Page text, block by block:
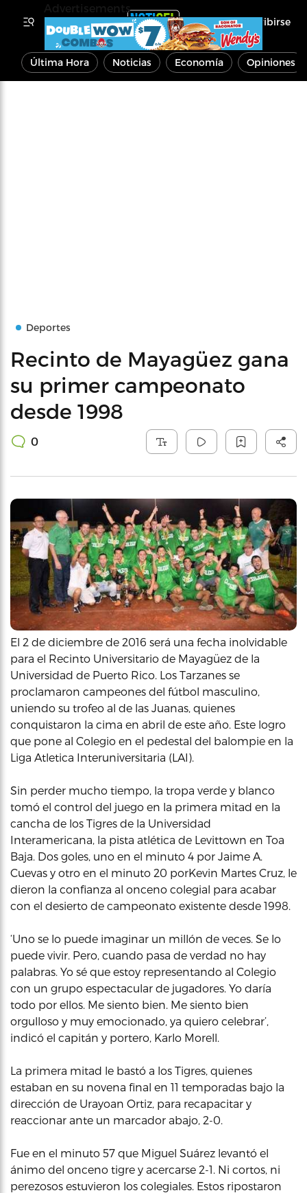
Inscribirse
Última Hora Noticias Economía Opiniones
Deportes
Recinto de Mayagüez gana
su primer campeonato
desde 1998
0
El 2 de diciembre de 2016 será una fecha inolvidable
para el Recinto Universitario de Mayagüez de la
Universidad de Puerto Rico. Los Tarzanes se
proclamaron campeones del fútbol masculino,
uniendo su trofeo al de las Juanas, quienes
conquistaron la cima en abril de este año. Este logro
que pone al Colegio en el pedestal del balompie en la
Liga Atletica Interuniversitaria (LAI).
Sin perder mucho tiempo, la tropa verde y blanco
tomó el control del juego en la primera mitad en la
cancha de los Tigres de la Universidad
Interamericana, la pista atlética de Levittown en Toa
Baja. Dos goles, uno en el minuto 4 por Jaime A.
Cuevas y otro en el minuto 20 porKevin Martes Cruz, le
dieron la confianza al onceno colegial para acabar
con el desierto de campeonato existente desde 1998.
‘Uno se lo puede imaginar un millón de veces. Se lo
puede vivir. Pero, cuando pasa de verdad no hay
palabras. Yo sé que estoy representando al Colegio
con un grupo espectacular de jugadores. Yo daría
todo por ellos. Me siento bien. Me siento bien
orgulloso y muy emocionado, ya quiero celebrar’,
indicó el capitán y portero, Karlo Morell.
La primera mitad le bastó a los Tigres, quienes
estaban en su novena final en 11 temporadas bajo la
dirección de Urayoan Ortiz, para recapacitar y
reaccionar ante un marcador abajo, 2-0.
Fue en el minuto 57 que Miguel Suárez levantó el
ánimo del onceno tigre y acercarse 2-1. Ni cortos, ni
perezosos estuvieron los colegiales. Estos ripostaron
Advertisements